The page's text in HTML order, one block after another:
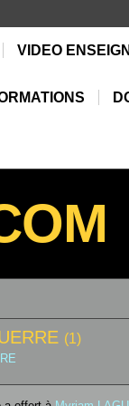
VIDEO
(1)